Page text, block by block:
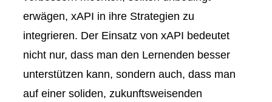
erwägen, xAPI in ihre Strategien zu
integrieren. Der Einsatz von xAPI bedeutet
nicht nur, dass man den Lernenden besser
unterstützen kann, sondern auch, dass man
auf einer soliden, zukunftsweisenden